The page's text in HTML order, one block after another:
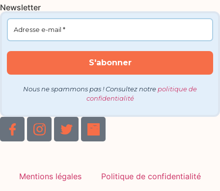
Newsletter
Nous ne spammons pas ! Consultez notre politique de
confidentialité
Mentions légales Politique de confidentialité